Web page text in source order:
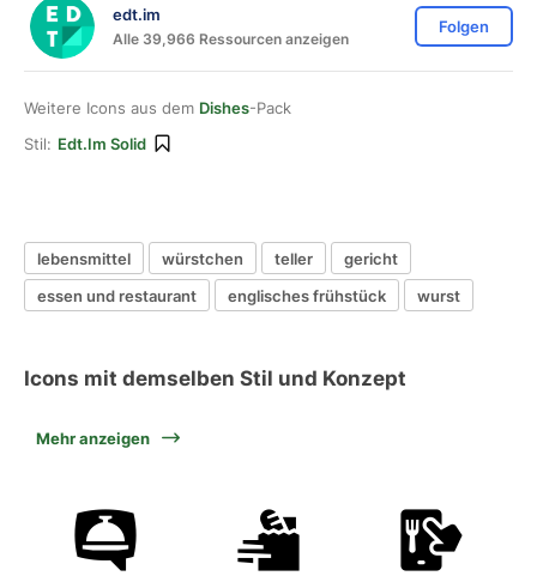
edt.im
Alle 39,966 Ressourcen anzeigen
Folgen
Weitere Icons aus dem Dishes-Pack
Stil: Edt.im Solid
lebensmittel würstchen teller
gericht
essen und restaurant
englisches frühstück wurst
Icons mit demselben Stil und Konzept
Mehr anzeigen